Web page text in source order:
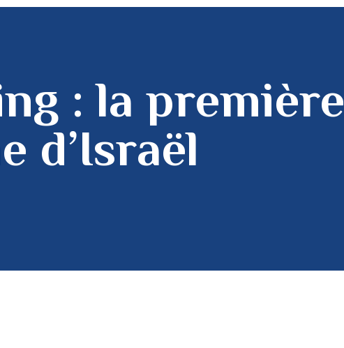
: la première
d’Israël